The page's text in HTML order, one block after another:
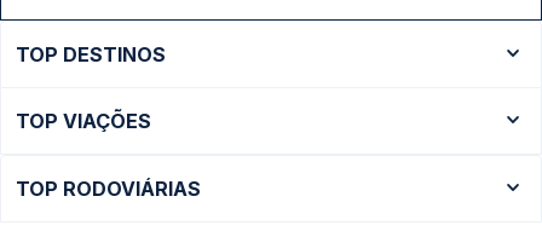
TOP DESTINOS
Ônibus São Paulo
TOP VIAÇÕES
TOP RODOVIÁRIAS